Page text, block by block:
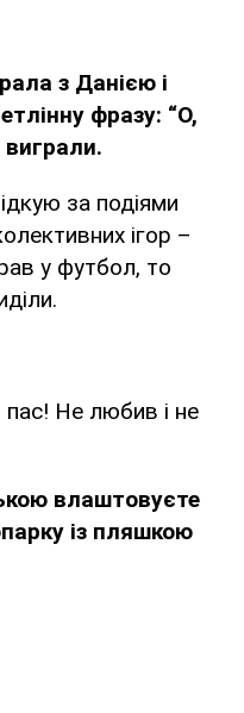
з Данією і
фразу: “О,
виграли.
за подіями
ігор –
у футбол, то
пас! Не любив і не
влаштовуєте
із пляшкою